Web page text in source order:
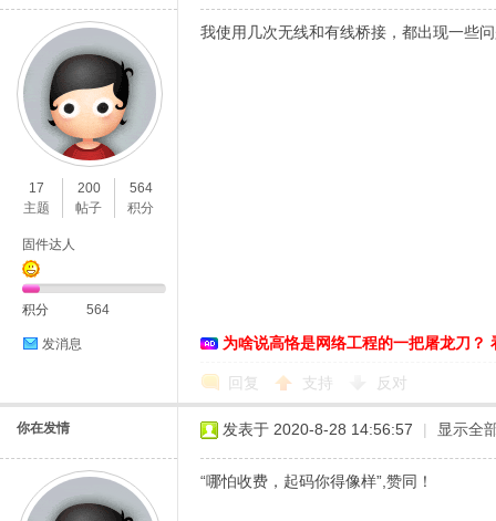
17
主题
200
帖子
564
积分
固件达人
积分 564
发消息
我使用几次无线和有线桥接，都出现一些
为啥说高恪是网络工程的一把屠龙刀？
回复 支持 反对
你在发情 发表于 2020-8-28 14:56:57 | 显示全
“哪怕收费，起码你得像样”,赞同！